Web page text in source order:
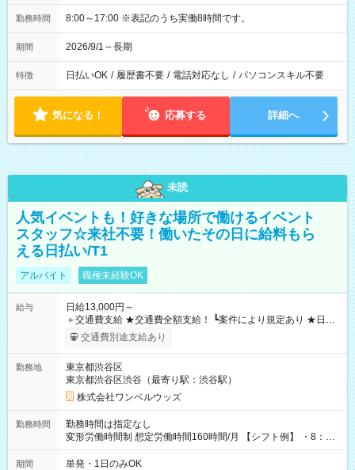
勤務時間 8:00～17:00 ※表記のうち実働8時間です。
期間 2026/9/1～長期
特徴 日払いOK / 履歴書不要 / 電話対応なし / パソコンスキル不要
気になる！ 応募する 詳細へ
未読
人気イベントも！好きな場所で働けるイベント
スタッフ☆来社不要！働いたその日に給料もら
える日払い/T1
アルバイト 職種未経験OK
給与
日給13,000円～
＋交通費支給 ★交通費全額支給！ ┗案件により規定あり ★日払
いOK！（規定あり） ┗働いたその日に現金GET♪ お仕事後はコ
ンビニATMから 日払い分を引き落とせます！ 【試用期間】試
交通費別途支給あり
勤務地
東京都渋谷区
東京都渋谷区渋谷（最寄り駅：渋谷駅）
株式会社ワンベルウッズ
勤務時間
勤務時間は指定なし
変形労働時間制 想定労働時間160時間/月 【シフト例】 ・8：00
～21：00
期間 単発・1日のみOK